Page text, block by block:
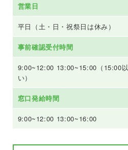
営業日
平日（土・日・祝祭日は休み）
事前確認受付時間
9:00~12:00 13:00~15:00（15:00
い）
窓口発給時間
9:00~12:00 13:00~16:00